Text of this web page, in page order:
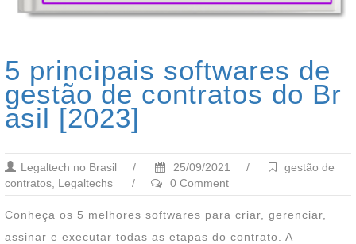
5 principais softwares de
gestão de contratos do Br
asil [2023]
Legaltech no Brasil / 25/09/2021 /
gestão de
contratos Legaltechs / 0 Comment
Conheça os 5 melhores softwares para criar, gerenciar,
assinar e executar todas as etapas do contrato. A